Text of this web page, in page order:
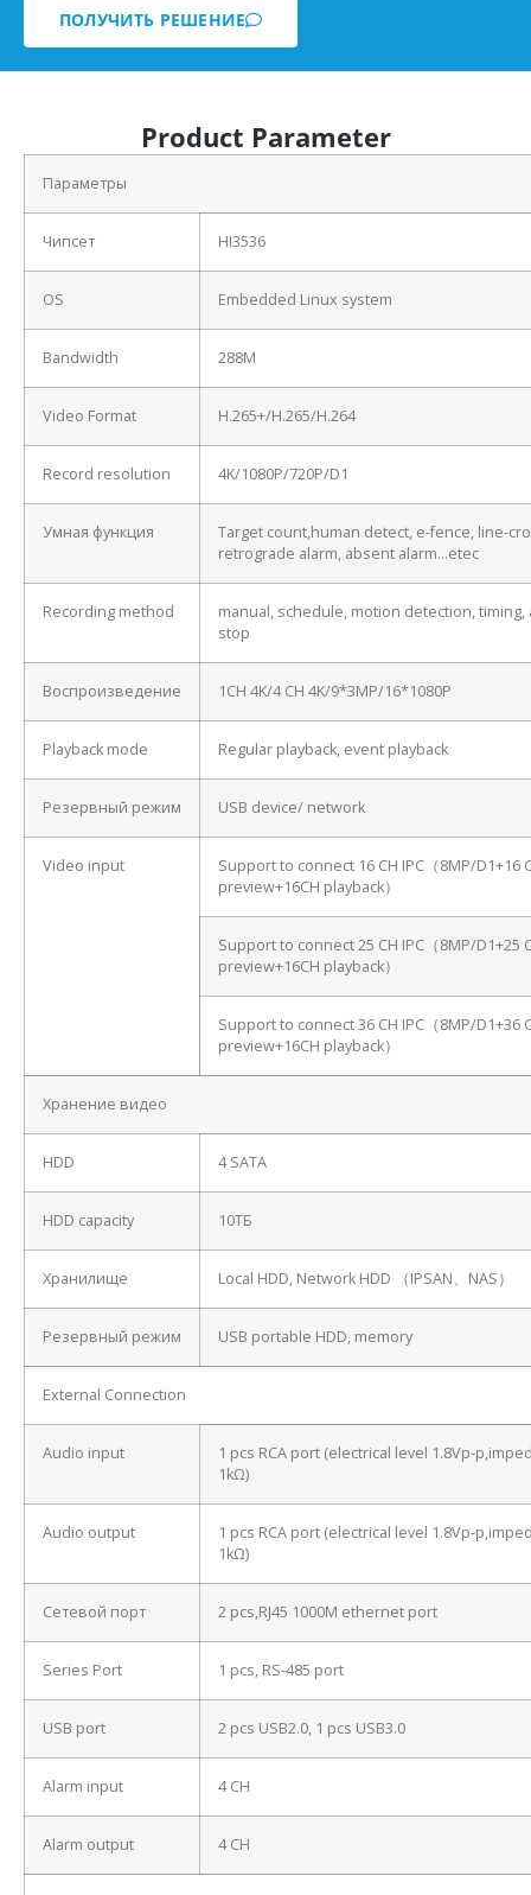
ПОЛУЧИТЬ РЕШЕНИЕ
Product Parameter
Параметры
Чипсет HI3536
OS Embedded Linux system
Bandwidth 288M
Video Format H.265+/H.265/H.264
Record resolution 4K/1080P/720P/D1
Умная функция
Target count,human detect, e-fence, line-
retrograde alarm, absent alarm…etec
Recording method
manual, schedule, motion detection, timing,
stop
Воспроизведение 1CH 4K/4 CH 4K/9*3MP/16*1080P
Playback mode Regular playback, event playback
Резервный режим USB device/ network
Video input
Support to connect 16 CH IPC（8MP/D1+16
preview+16CH playback）
Support to connect 25 CH IPC（8MP/D1+25
preview+16CH playback）
Support to connect 36 CH IPC（8MP/D1+36
preview+16CH playback）
Хранение видео
HDD 4 SATA
HDD capacity 10ТБ
Хранилище Local HDD, Network HDD （IPSAN、NAS）
Резервный режим USB portable HDD, memory
External Connection
Audio input
1 pcs RCA port (electrical level 1.8Vp-
1kΩ)
Audio output
1 pcs RCA port (electrical level 1.8Vp-
1kΩ)
Сетевой порт 2 pcs,RJ45 1000M ethernet port
Series Port 1 pcs, RS-485 port
USB port 2 pcs USB2.0, 1 pcs USB3.0
Alarm input 4 CH
Alarm output 4 CH